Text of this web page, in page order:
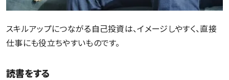
スキルアップにつながる自己投資は、イメージしやすく、直接
仕事にも役立ちやすいものです。
読書をする